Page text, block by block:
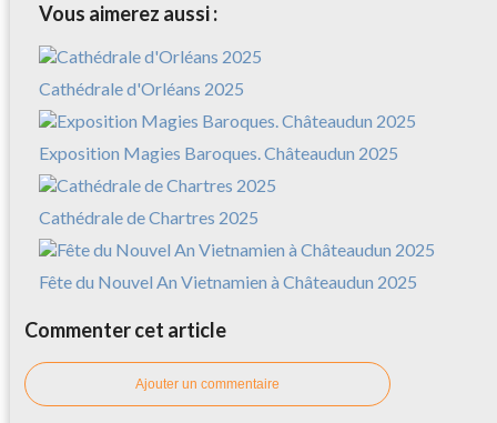
Vous aimerez aussi :
Cathédrale d'Orléans 2025
Exposition Magies Baroques. Châteaudun 2025
Cathédrale de Chartres 2025
Fête du Nouvel An Vietnamien à Châteaudun 2025
Commenter cet article
Ajouter un commentaire